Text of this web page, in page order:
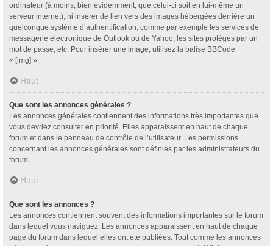
ordinateur (à moins, bien évidemment, que celui-ci soit en lui-même un
serveur internet), ni insérer de lien vers des images hébergées derrière un
quelconque système d’authentification, comme par exemple les services de
messagerie électronique de Outlook ou de Yahoo, les sites protégés par un
mot de passe, etc. Pour insérer une image, utilisez la balise BBCode
« [img] ».
Haut
Que sont les annonces générales ?
Les annonces générales contiennent des informations très importantes que
vous devriez consulter en priorité. Elles apparaissent en haut de chaque
forum et dans le panneau de contrôle de l’utilisateur. Les permissions
concernant les annonces générales sont définies par les administrateurs du
forum.
Haut
Que sont les annonces ?
Les annonces contiennent souvent des informations importantes sur le forum
dans lequel vous naviguez. Les annonces apparaissent en haut de chaque
page du forum dans lequel elles ont été publiées. Tout comme les annonces